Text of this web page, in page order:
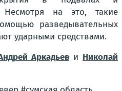
Несмотря на это, такие
разведывательных
ударными средствами.
Аркадьев и Николай